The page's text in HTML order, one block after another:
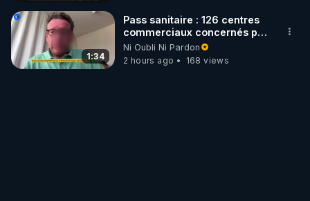
https://odysee.com/@anonyme:d3/
1:34
Pass sanitaire : 126 centres
commerciaux concernés par
l'obligation dans toute la
France
Ni Oubli Ni Pardon
2 hours ago
168 views